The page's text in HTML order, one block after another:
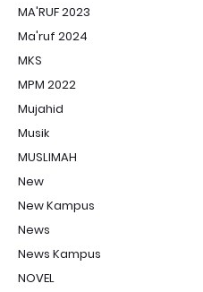
MA'RUF 2023
Ma'ruf 2024
MKS
MPM 2022
Mujahid
Musik
MUSLIMAH
New
New Kampus
News
News Kampus
NOVEL